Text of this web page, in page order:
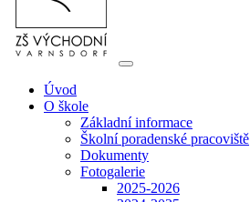
Úvod
O škole
Základní informace
Školní poradenské pracoviště
Dokumenty
Fotogalerie
2025-2026